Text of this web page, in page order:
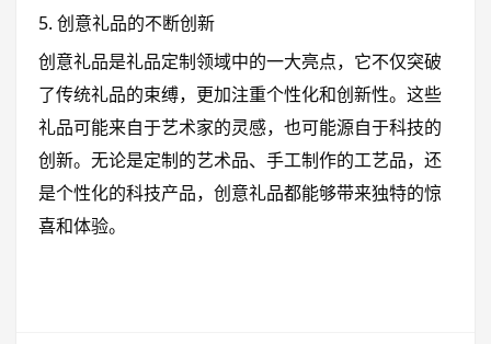
5. 创意礼品的不断创新
创意礼品是礼品定制领域中的一大亮点，它不仅突破
了传统礼品的束缚，更加注重个性化和创新性。这些
礼品可能来自于艺术家的灵感，也可能源自于科技的
创新。无论是定制的艺术品、手工制作的工艺品，还
是个性化的科技产品，创意礼品都能够带来独特的惊
喜和体验。